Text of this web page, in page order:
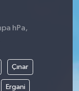
hPa,
Çınar
Ergani